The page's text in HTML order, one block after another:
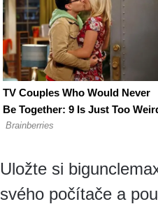
Uložte si
svého počítače a